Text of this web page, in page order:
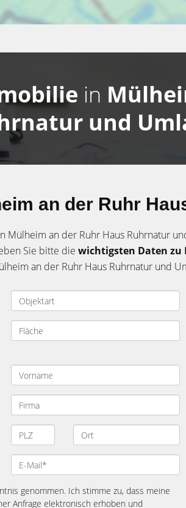
in
und
an der Ruhr
an der Ruhr Haus Ruhrnatur
Sie bitte die wichtigsten Daten zu
an der Ruhr Haus Ruhrnatur und
genommen. Ich stimme zu, dass meine
Anfrage elektronisch erhoben und